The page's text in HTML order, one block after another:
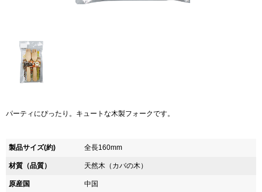
パーティにぴったり。キュートな木製フォークです。
製品サイズ(約) 全長160mm
材質（品質） 天然木（カバの木）
原産国 中国